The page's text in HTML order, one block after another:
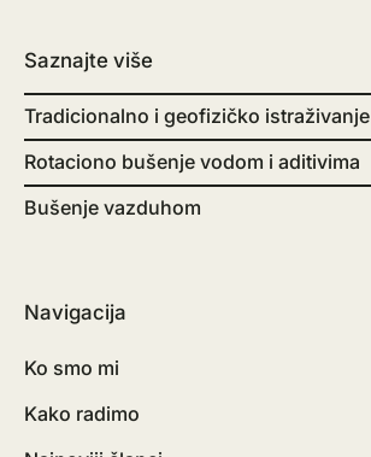
Saznajte više
Tradicionalno i geofizičko istraživanje
Rotaciono bušenje vodom i aditivima
Bušenje vazduhom
Navigacija
Ko smo mi
Kako radimo